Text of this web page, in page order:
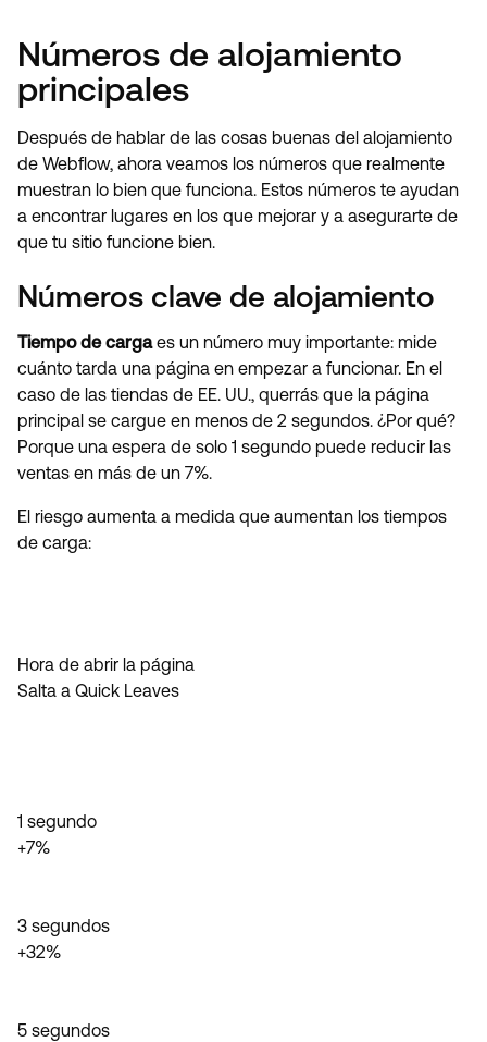
Números de alojamiento
principales
Después de hablar de las cosas buenas del alojamiento
de Webflow, ahora veamos los números que realmente
muestran lo bien que funciona. Estos números te ayudan
a encontrar lugares en los que mejorar y a asegurarte de
que tu sitio funcione bien.
Números clave de alojamiento
Tiempo de cargaes un número muy importante: mide
cuánto tarda una página en empezar a funcionar. En el
caso de las tiendas de EE. UU., querrás que la página
principal se cargue en menos de 2 segundos. ¿Por qué?
Porque una espera de solo 1 segundo puede reducir las
ventas en más de un 7%.
El riesgo aumenta a medida que aumentan los tiempos
de carga:
Hora de abrir la página
Salta a Quick Leaves
1 segundo
+7%
3 segundos
+32%
5 segundos